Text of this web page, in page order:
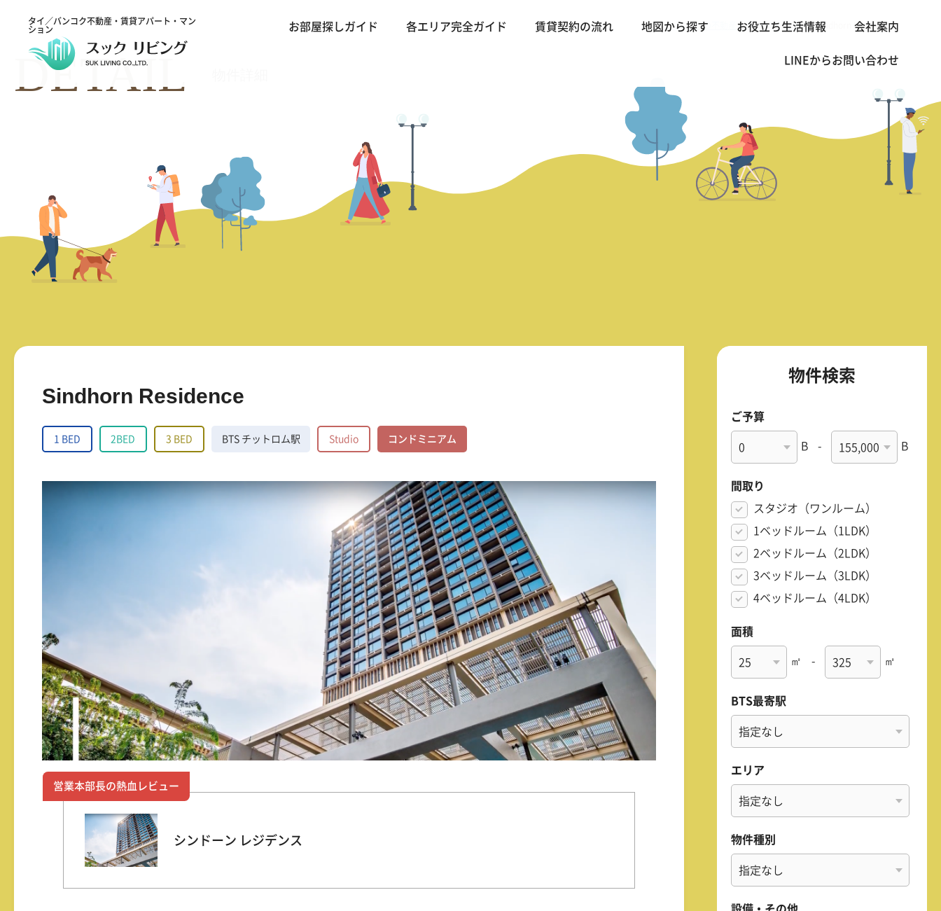
タイ／バンコク不動産・賃貸アパート・マン
ション
お部屋探しガイド 各エリア完全ガイド 賃貸契約の流れ 地図から探す お役立ち生活情報 会社案内
LINEからお問い合わせ
バンコクの不動産・賃貸 TOP >1 BED>Sindhorn Residence
DETAIL
Sindhorn Residence
1 BED 2BED 3 BED BTS チットロム駅 Studio コンドミニアム
営業本部長の熱血レビュー
シンドーン レジデンス
物件検索
ご予算
B - B
間取り
スタジオ（ワンルーム）
1ベッドルーム（1LDK）
2ベッドルーム（2LDK）
3ベッドルーム（3LDK）
4ベッドルーム（4LDK）
面積
㎡ - ㎡
BTS最寄駅
エリア
物件種別